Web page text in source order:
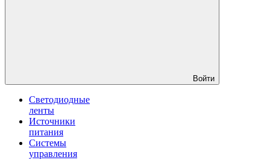
Войти
Светодиодные
ленты
Источники
питания
Системы
управления